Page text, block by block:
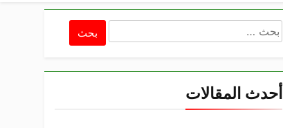
البحث
أحدث المقالات